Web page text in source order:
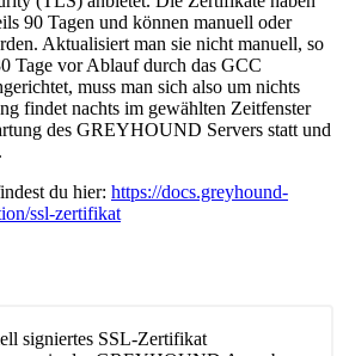
90 Tagen und können manuell oder
Aktualisiert man sie nicht manuell, so
Tage vor Ablauf durch das GCC
muss man sich also um nichts
findet nachts im gewählten Zeitfenster
des GREYHOUND Servers statt und
du hier: https://docs.greyhound-
ssl-zertifikat
signiertes SSL-Zertifikat